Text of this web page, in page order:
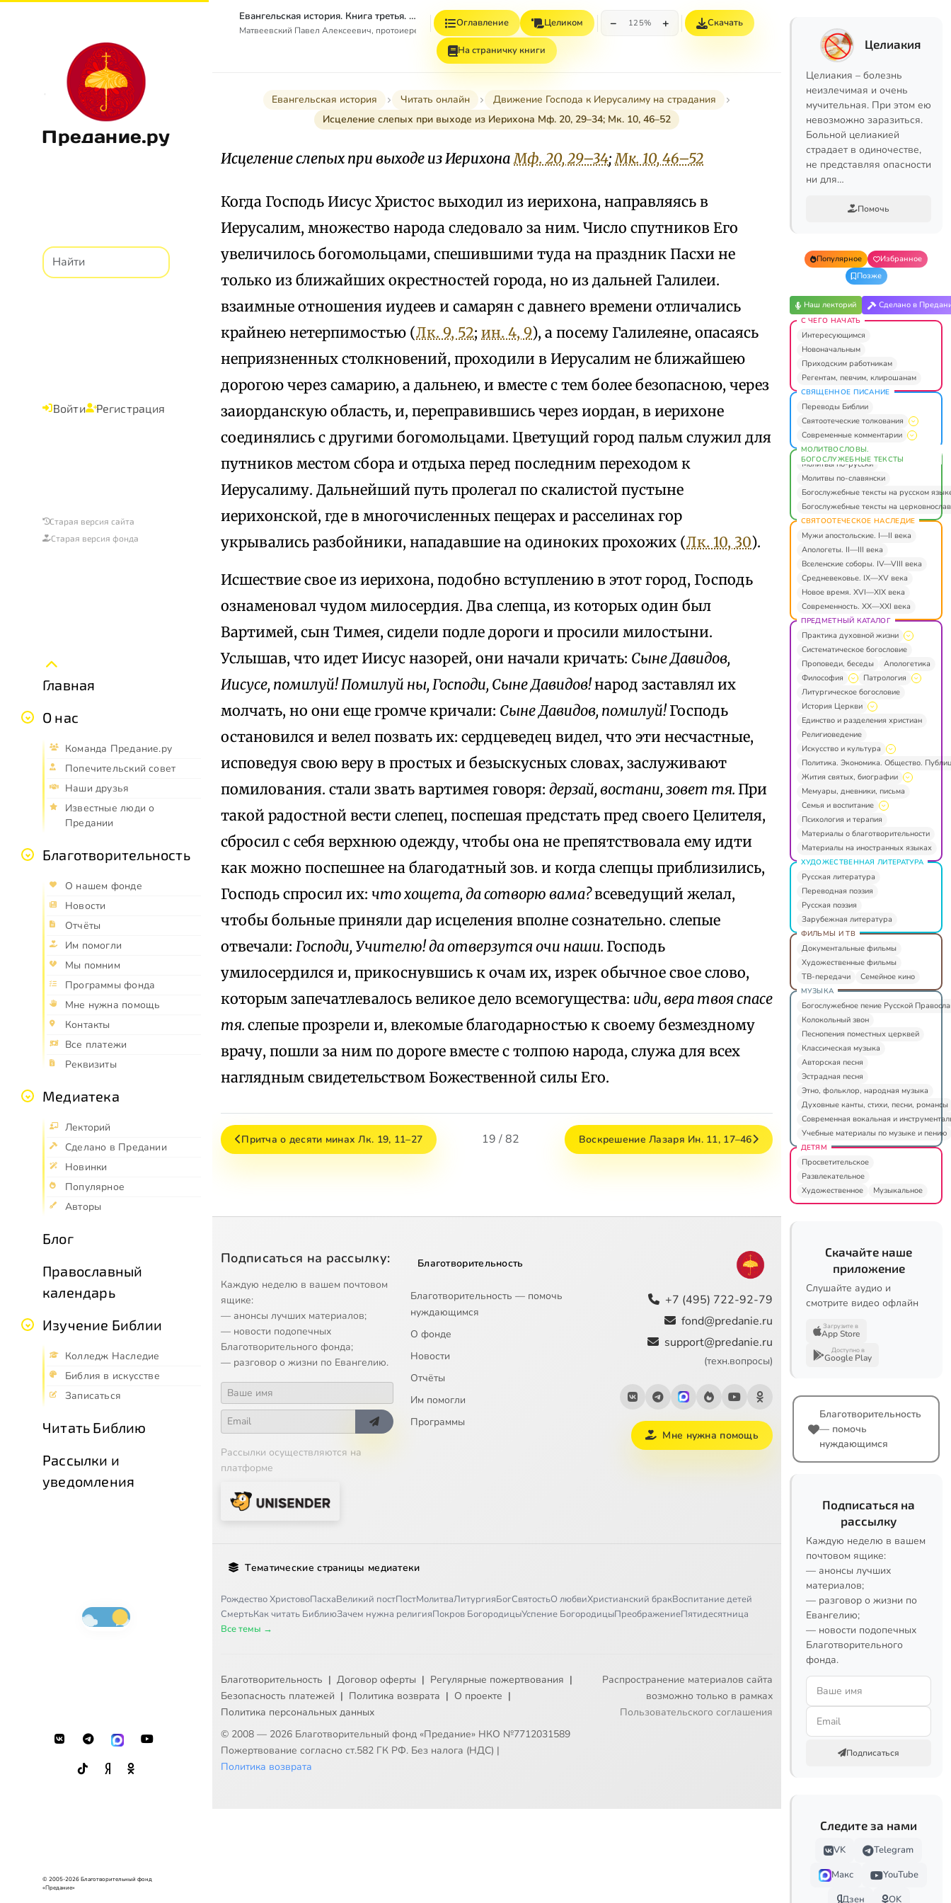
Предание.ру
Войти Регистрация
Старая версия сайта
Старая версия фонда
Главная
О нас
Команда Предание.ру
Попечительский совет
Наши друзья
Известные люди о
Предании
Благотворительность
О нашем фонде
Новости
Отчёты
Им помогли
Мы помним
Программы фонда
Мне нужна помощь
Контакты
Все платежи
Реквизиты
Медиатека
Лекторий
Сделано в Предании
Новинки
Популярное
Авторы
Блог
Православный
календарь
Изучение Библии
Колледж Наследие
Библия в искусстве
Записаться
Читать Библию
Рассылки и
уведомления
© 2005-2026 Благотворительный фонд
«Предание»
Евангельская история. Книга третья. Конечные события Евангельской истории
Матвеевский Павел Алексеевич, протоиерей
Оглавление Целиком − 125% + Скачать
На страничку книги
Евангельская история Читать онлайн
Движение Господа к Иерусалиму на страдания
Исцеление слепых при выходе из Иерихона Мф. 20, 29–34; Мк. 10, 46–52
Исцеление слепых при выходе из Иерихона Мф. 20, 29–34; Мк. 10, 46–52
Когда Господь Иисус Христос выходил из иерихона, направляясь в
Иерусалим, множество народа следовало за ним. Число спутников Его
увеличилось богомольцами, спешившими туда на праздник Пасхи не
только из ближайших окрестностей города, но из дальней Галилеи.
взаимные отношения иудеев и самарян с давнего времени отличались
крайнею нетерпимостью (Лк. 9, 52; ин. 4, 9), а посему Галилеяне, опасаясь
неприязненных столкновений, проходили в Иерусалим не ближайшею
дорогою через самарию, а дальнею, и вместе с тем более безопасною, через
заиорданскую область, и, переправившись через иордан, в иерихоне
соединялись с другими богомольцами. Цветущий город пальм служил для
путников местом сбора и отдыха перед последним переходом к
Иерусалиму. Дальнейший путь пролегал по скалистой пустыне
иерихонской, где в многочисленных пещерах и расселинах гор
укрывались разбойники, нападавшие на одиноких прохожих (Лк. 10, 30).
Исшествие свое из иерихона, подобно вступлению в этот город, Господь
ознаменовал чудом милосердия. Два слепца, из которых один был
Вартимей, сын Тимея, сидели подле дороги и просили милостыни.
Услышав, что идет Иисус назорей, они начали кричать: Сыне Давидов,
Иисусе, помилуй! Помилуй ны, Господи, Сыне Давидов!народ заставлял их
молчать, но они еще громче кричали: Сыне Давидов, помилуй!Господь
остановился и велел позвать их: сердцеведец видел, что эти несчастные,
исповедуя свою веру в простых и безыскусных словах, заслуживают
помилования. стали звать вартимея говоря: дерзай, востани, зовет тя. При
такой радостной вести слепец, поспешая предстать пред своего Целителя,
сбросил с себя верхнюю одежду, чтобы она не препятствовала ему идти
как можно поспешнее на благодатный зов. и когда слепцы приблизились,
Господь спросил их: что хощета, да сотворю вама?всеведущий желал,
чтобы больные приняли дар исцеления вполне сознательно. слепые
отвечали: Господи, Учителю! да отверзутся очи наши. Господь
умилосердился и, прикоснувшись к очам их, изрек обычное свое слово,
которым запечатлевалось великое дело всемогущества: иди, вера твоя спасе
тя. слепые прозрели и, влекомые благодарностью к своему безмездному
врачу, пошли за ним по дороге вместе с толпою народа, служа для всех
наглядным свидетельством Божественной силы Его.
Притча о десяти минах Лк. 19, 11–27 19 / 82 Воскрешение Лазаря Ин. 11, 17–46
Подписаться на рассылку:
Каждую неделю в вашем почтовом
ящике:
— анонсы лучших материалов;
— новости подопечных
Благотворительного фонда;
— разговор о жизни по Евангелию.
Рассылки осуществляются на
платформе
Благотворительность
Благотворительность — помочь
нуждающимся
О фонде
Новости
Отчёты
Им помогли
Программы
+7 (495) 722-92-79
fond@predanie.ru
support@predanie.ru
(техн.вопросы)
Мне нужна помощь
Тематические страницы медиатеки
Рождество ХристовоПасхаВеликий постПостМолитваЛитургияБогСвятостьО любвиХристианский бракВоспитание детей
СмертьКак читать БиблиюЗачем нужна религияПокров БогородицыУспение БогородицыПреображениеПятидесятница
Все темы →
Благотворительность | Договор оферты | Регулярные пожертвования |
Безопасность платежей | Политика возврата | О проекте |
Политика персональных данных
© 2008 — 2026 Благотворительный фонд «Предание» НКО №7712031589
Пожертвование согласно ст.582 ГК РФ. Без налога (НДС) |
Политика возврата
Распространение материалов сайта
возможно только в рамках
Пользовательского соглашения
Целиакия
Целиакия – болезнь
неизлечимая и очень
мучительная. При этом ею
невозможно заразиться.
Больной целиакией
страдает в одиночестве,
не представляя опасности
ни для…
Помочь
Популярное
Избранное
Позже
Наш лекторий Сделано в
С ЧЕГО НАЧАТЬ
Интересующимся
Новоначальным
Приходским работникам
Регентам, певчим, клирошанам
СВЯЩЕННОЕ ПИСАНИЕ
Переводы Библии
Святоотеческие толкования
Современные комментарии
МОЛИТВОСЛОВЫ.
БОГОСЛУЖЕБНЫЕ ТЕКСТЫ
Молитвы по-русски
Молитвы по-славянски
Богослужебные тексты на русском
Богослужебные тексты на
СВЯТООТЕЧЕСКОЕ НАСЛЕДИЕ
Мужи апостольские. I—II века
Апологеты. II—III века
Вселенские соборы. IV—VIII века
Средневековье. IX—XV века
Новое время. XVI—XIX века
Современность. XX—XXI века
ПРЕДМЕТНЫЙ КАТАЛОГ
Практика духовной жизни
Систематическое богословие
Проповеди, беседы
Апологетика
Философия
Патрология
Литургическое богословие
История Церкви
Единство и разделения христиан
Религиоведение
Искусство и культура
Политика. Экономика. Общество.
Жития святых, биографии
Мемуары, дневники, письма
Семья и воспитание
Психология и терапия
Материалы о благотворительности
Материалы на иностранных языках
ХУДОЖЕСТВЕННАЯ ЛИТЕРАТУРА
Русская литература
Переводная поэзия
Русская поэзия
Зарубежная литература
ФИЛЬМЫ И ТВ
Документальные фильмы
Художественные фильмы
ТВ-передачи
Семейное кино
МУЗЫКА
Богослужебное пение Русской
Колокольный звон
Песнопения поместных церквей
Классическая музыка
Авторская песня
Эстрадная песня
Этно, фольклор, народная музыка
Духовные канты, стихи, песни, романсы
Современная вокальная и
Учебные материалы по музыке и пению
ДЕТЯМ
Просветительское
Развлекательное
Художественное
Музыкальное
Скачайте наше
приложение
Слушайте аудио и
смотрите видео офлайн
Загрузите в
App Store
Доступно в
Google Play
Благотворительность
— помочь
нуждающимся
Подписаться на
рассылку
Каждую неделю в вашем
почтовом ящике:
— анонсы лучших
материалов;
— разговор о жизни по
Евангелию;
— новости подопечных
Благотворительного
фонда.
Подписаться
Следите за нами
VK
Telegram
Макс
YouTube
Дзен
OK